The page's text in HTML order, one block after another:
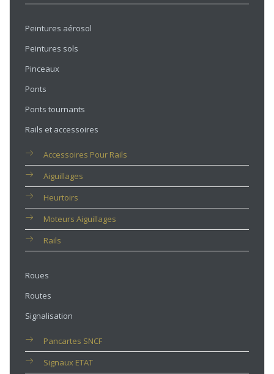
Peintures aérosol
Peintures sols
Pinceaux
Ponts
Ponts tournants
Rails et accessoires
Accessoires Pour Rails
Aiguillages
Heurtoirs
Moteurs Aiguillages
Rails
Roues
Routes
Signalisation
Pancartes SNCF
Signaux ETAT